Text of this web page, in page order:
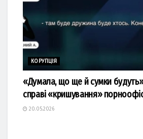
КОРУПЦІЯ
«Думала, що ще й сумки
справі «кришування»
20.05.2026